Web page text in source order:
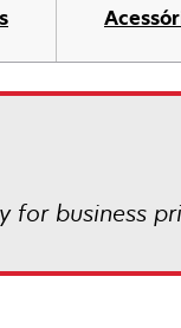
for business